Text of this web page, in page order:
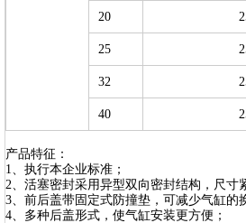
20
25
32
40
产品特征：
1、执行本企业标准；
2、活塞密封采用异型双向密封结构，尺寸
3、前后盖带固定式防撞垫，可减少气缸的
4、多种后盖形式，使气缸安装更方便；